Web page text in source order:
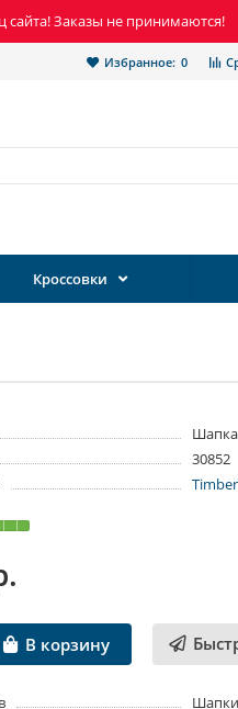
Заказы не принимаются!
Избранное: 0
Кроссовки
Шапка
30852
В корзину
Шапки